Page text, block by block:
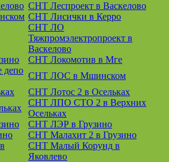
СНТ Леспроект в Васкелово
СНТ Лисички в Керро
СНТ ЛО
Тяжпромэлектропроект в
Васкелово
СНТ Локомотив в Мге
депо
СНТ ЛОС в Мшинском
СНТ Лотос 2 в Осельках
СНТ ЛПО СТО 2 в Верхних
Осельках
СНТ ЛЭР в Грузино
СНТ Малахит 2 в Грузино
СНТ Малый Корунд в
Яковлево